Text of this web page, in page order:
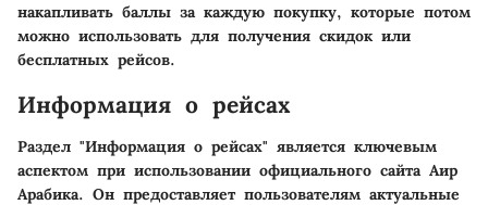
накапливать баллы за каждую покупку, которые потом
можно использовать для получения скидок или
бесплатных рейсов.
Информация о рейсах
Раздел "Информация о рейсах" является ключевым
аспектом при использовании официального сайта Аир
Арабика. Он предоставляет пользователям актуальные